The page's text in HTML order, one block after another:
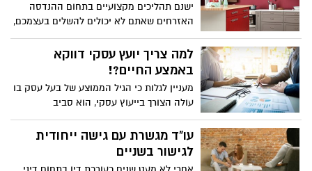
ישנם תהליכים מקצועיים בתחום ההנדסה
האזרחים שאתם לא יכולים להשלים בעצמכם,
בשום צורה שהיא. במיוחד בכל מה שנוגע
לשיפוץ או הקמה של נכסים חדשים.
למה צריך יועץ עסקי דווקא
באמצע החיים?!
מעניין לגלות כי הגיל הממוצע של בעל עסק בו
עולה הצורך בייעוץ עסקי, הוא סביב
הארבעים. אמנם ישנם עסקים מגוונים מאוד
ומתחומים שונים אך התופעה חוזרת על
עצמה: לאחר שהעסק מתנהל כבר כמה שנים
עו"ד מגשרת עם גישה ייחודית
לגישור בשניים